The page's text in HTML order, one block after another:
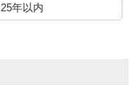
25年以内